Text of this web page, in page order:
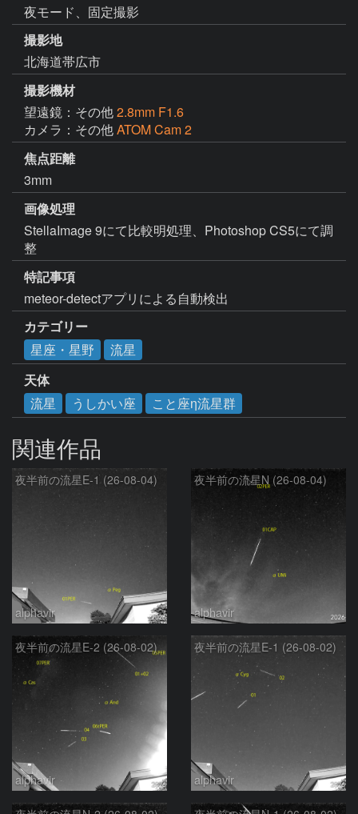
夜モード、固定撮影
撮影地
北海道帯広市
撮影機材
望遠鏡：その他2.8mm F1.6
カメラ：その他ATOM Cam 2
焦点距離
3mm
画像処理
StellaImage 9にて比較明処理、Photoshop CS5にて調
整
特記事項
meteor-detectアプリによる自動検出
カテゴリー
星座・星野
流星
天体
流星
うしかい座 こと座η流星群
関連作品
夜半前の流星E-1 (26-08-04)
alphavir
夜半前の流星N (26-08-04)
alphavir
夜半前の流星E-2 (26-08-02)
alphavir
夜半前の流星E-1 (26-08-02)
alphavir